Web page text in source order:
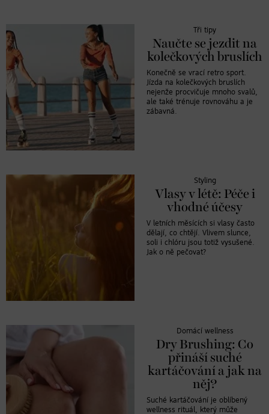
Tři tipy
Naučte se jezdit na
kolečkových bruslích
Konečně se vrací retro sport.
Jízda na kolečkových bruslích
nejenže procvičuje mnoho svalů,
ale také trénuje rovnováhu a je
zábavná.
Styling
Vlasy v létě: Péče i
vhodné účesy
V letních měsících si vlasy často
dělají, co chtějí. Vlivem slunce,
soli i chlóru jsou totiž vysušené.
Jak o ně pečovat?
Domácí wellness
Dry Brushing: Co
přináší suché
kartáčování a jak na
něj?
Suché kartáčování je oblíbený
wellness rituál, který může